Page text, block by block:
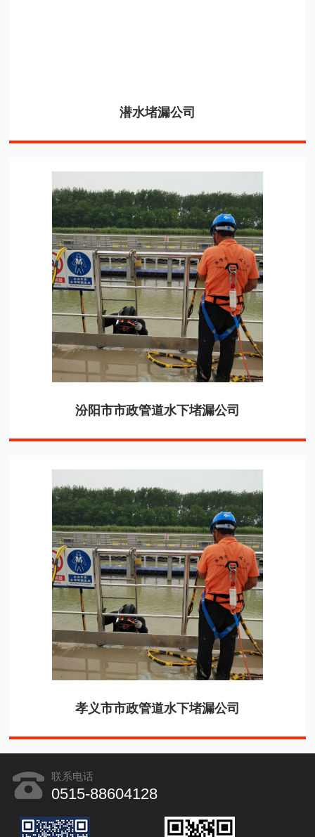
潜水堵漏公司
汾阳市市政管道水下堵漏公司
孝义市市政管道水下堵漏公司
联系电话
0515-88604128